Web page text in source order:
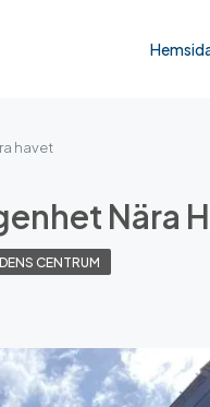
havet
Nära
CENTRUM